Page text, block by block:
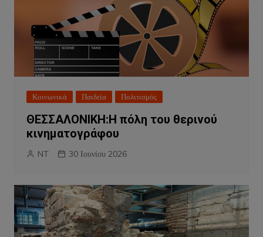
Κοινωνικά Παιδεία Πολιτισμός
ΘΕΣΣΑΛΟΝΙΚΗ:Η πόλη του θερινού
κινηματογράφου
NT 30 Ιουνίου 2026